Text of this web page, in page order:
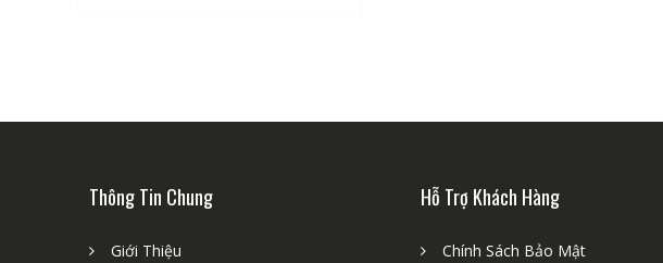
Thông Tin Chung
Giới Thiệu
Hỗ Trợ Khách Hàng
Chính Sách Bảo Mật